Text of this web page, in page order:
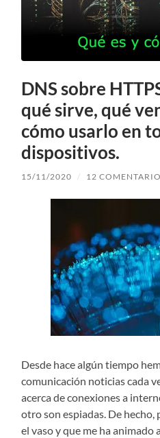
DNS sobre
qué sirve, qué
cómo usarlo en
dispositivos.
15/11/2020 / 12
Desde hace algún tiempo
comunicación noticias cada
acerca de conexiones a
otro son espiadas. De hecho,
el vaso y que me ha animado